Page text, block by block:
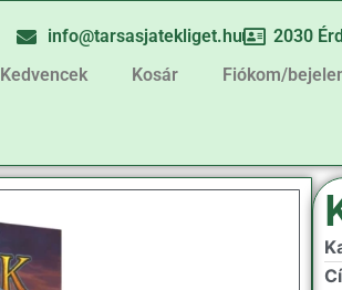
info@tarsasjatekliget.hu
2030
Kedvencek
Kosár Fiókom/